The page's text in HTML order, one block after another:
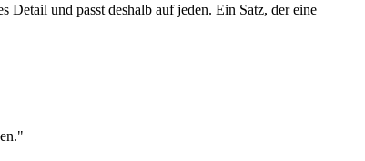
und passt deshalb auf jeden. Ein Satz, der eine